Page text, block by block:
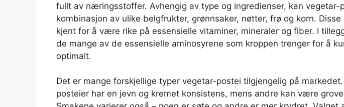
fullt av næringsstoffer. Avhengig av type og ingredienser, kan vegetar-
kombinasjon av ulike belgfrukter, grønnsaker, nøtter, frø og korn.
kjent for å være rike på essensielle vitaminer, mineraler og fiber. I
de mange av de essensielle aminosyrene som kroppen trenger for å
optimalt.
Det er mange forskjellige typer vegetar-postei tilgjengelig på
posteier har en jevn og kremet konsistens, mens andre kan være